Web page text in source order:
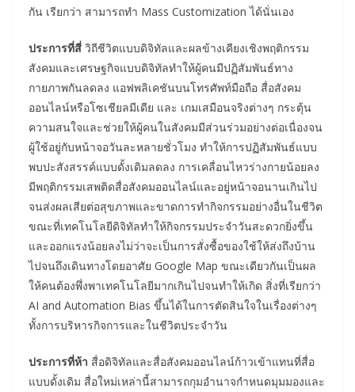
กัน เรียกว่า สามารถทำ Mass Customization ได้นั่นเอง
ประการที่สี่ วิถีชีวิตแบบดิจิทัลและผลข้างเคียงเชิงพฤติกรรม
สังคมและเศรษฐกิจแบบดิจิทัลทำให้ผู้คนมีปฏิสัมพันธ์ทาง
กายภาพกันลดลง แอฟพลิเคชันบนโทรศัพท์มือถือ สื่อสังคม
ออนไลน์หรือโซเชียลมีเดีย และ เกมเสมือนจริงต่างๆ กระตุ้น
ความสนใจและช่วยให้ผู้คนในสังคมมีส่วนร่วมอย่างต่อเนื่องจน
ผู้ใช้อยู่กับหน้าจอวันละหลายชั่วโมง ทำให้การปฏิสัมพันธ์แบบ
พบปะสังสรรค์แบบดั้งเดิมลดลง การเคลื่อนไหวร่างกายน้อยลง
มีพฤติกรรมเสพติดสื่อสังคมออนไลน์และอยู่หน้าจอนานเกินไป
จนส่งผลเสียต่อสุขภาพและขาดการทำกิจกรรมอย่างอื่นในชีวิต
ขณะที่เทคโนโลยีดิจิทัลทำให้กิจกรรมประจำวันสะดวกยิ่งขึ้น
และออกแรงน้อยลงไม่ว่าจะเป็นการสั่งซื้อของใช้ให้ส่งถึงบ้าน
ไปจนถึงเดินทางโดยอาศัย Google Map ขณะเดียวกันเป็นผล
ให้คนต้องพึ่งพาเทคโนโลยีมากเกินไปจนทำให้เกิด สิ่งที่เรียกว่า
AI and Automation Bias ขึ้นได้ในการตัดสินใจในเรื่องต่างๆ
ทั้งการบริหารกิจการและในชีวิตประจำวัน
ประการที่ห้า สื่อดิจิทัลและสื่อสังคมออนไลน์ก้าวเข้าแทนที่สื่อ
แบบดั้งเดิม สื่อใหม่เหล่านี้สามารถกุมอำนาจกำหนดมุมมองและ